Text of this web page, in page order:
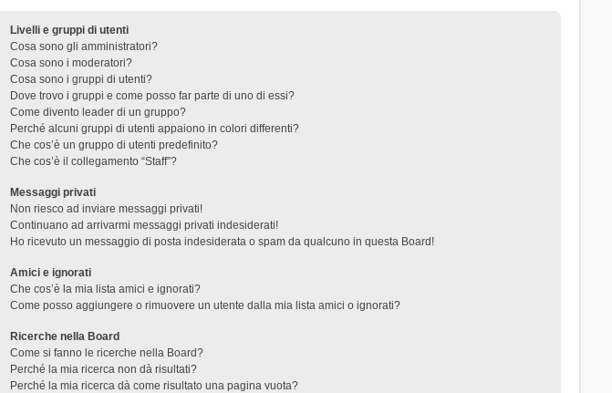
Livelli e gruppi di utenti
Cosa sono gli amministratori?
Cosa sono i moderatori?
Cosa sono i gruppi di utenti?
Dove trovo i gruppi e come posso far parte di uno di essi?
Come divento leader di un gruppo?
Perché alcuni gruppi di utenti appaiono in colori differenti?
Che cos’è un gruppo di utenti predefinito?
Che cos’è il collegamento “Staff”?
Messaggi privati
Non riesco ad inviare messaggi privati!
Continuano ad arrivarmi messaggi privati indesiderati!
Ho ricevuto un messaggio di posta indesiderata o spam da qualcuno in questa Board!
Amici e ignorati
Che cos’è la mia lista amici e ignorati?
Come posso aggiungere o rimuovere un utente dalla mia lista amici o ignorati?
Ricerche nella Board
Come si fanno le ricerche nella Board?
Perché la mia ricerca non dà risultati?
Perché la mia ricerca dà come risultato una pagina vuota?